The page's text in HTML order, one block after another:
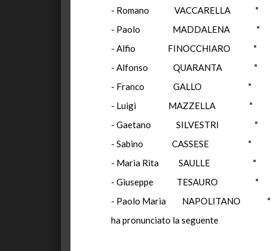
- Romano VACCARELLA "
- Paolo MADDALENA "
- Alfio FINOCCHIARO "
- Alfonso QUARANTA "
- Franco GALLO "
- Luigi MAZZELLA "
- Gaetano SILVESTRI "
- Sabino CASSESE "
- Maria Rita SAULLE "
- Giuseppe TESAURO "
- Paolo Maria NAPOLITANO "
ha pronunciato la seguente